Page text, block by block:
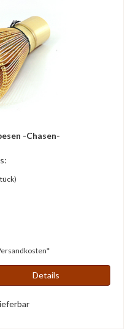
-Chasen-
Details